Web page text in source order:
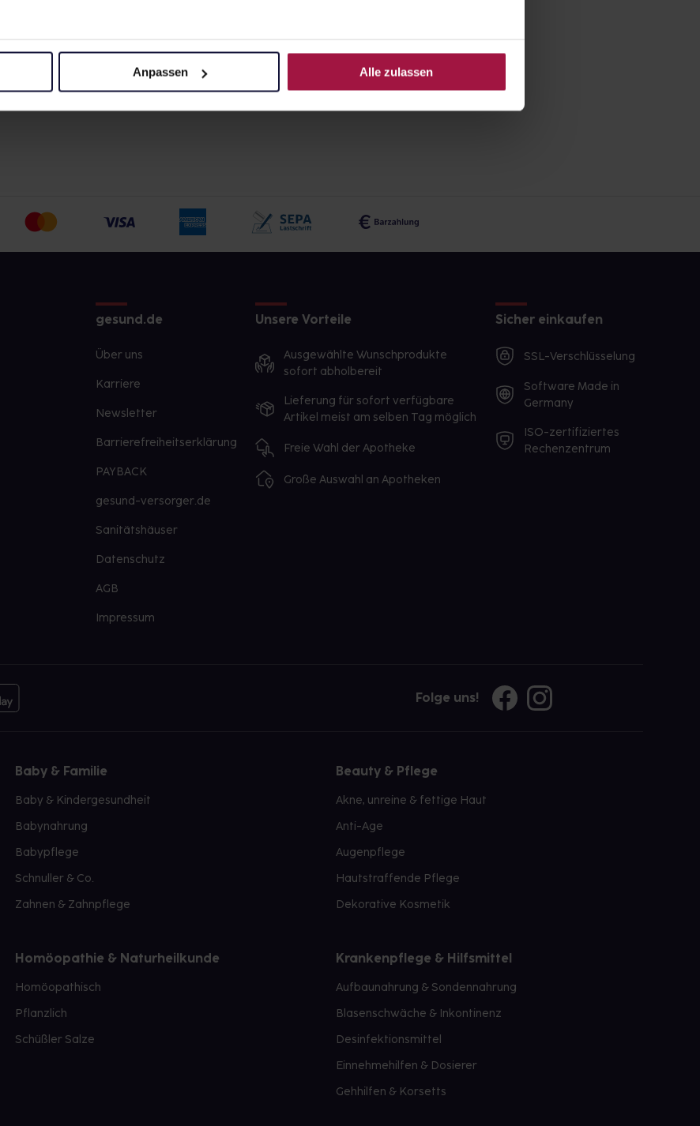
Anpassen Alle zulassen
gesund.de
Über uns
Karriere
Newsletter
Barrierefreiheitserklärung
PAYBACK
gesund-versorger.de
Sanitätshäuser
Datenschutz
AGB
Impressum
Unsere Vorteile
Ausgewählte Wunschprodukte
sofort abholbereit
Lieferung für sofort verfügbare
Artikel meist am selben Tag möglich
Freie Wahl der Apotheke
Große Auswahl an Apotheken
Sicher einkaufen
SSL-Verschlüsselung
Software Made in
Germany
ISO-zertifiziertes
Rechenzentrum
Folge uns!
Baby & Familie
Baby & Kindergesundheit
Babynahrung
Babypflege
Schnuller & Co.
Zahnen & Zahnpflege
Beauty & Pflege
Akne, unreine & fettige Haut
Anti-Age
Augenpflege
Hautstraffende Pflege
Dekorative Kosmetik
Homöopathie & Naturheilkunde
Homöopathisch
Pflanzlich
Schüßler Salze
Krankenpflege & Hilfsmittel
Aufbaunahrung & Sondennahrung
Blasenschwäche & Inkontinenz
Desinfektionsmittel
Einnehmehilfen & Dosierer
Gehhilfen & Korsetts